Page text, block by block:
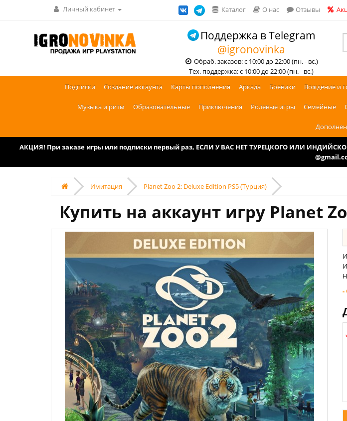
Личный кабинет Каталог О нас Отзывы
Поддержка в Telegram
@igronovinka
Обраб. заказов: с 10:00 до 22:00 (пн. - вс.)
Тех. поддержка: с 10:00 до 22:00 (пн. - вс.)
Подписки Создание аккаунта Карты пополнения Аркада Боевики Вождение и
Музыка и ритм Образовательные Приключения Ролевые игры Семейные
АКЦИЯ! При заказе игры или подписки первый раз, ЕСЛИ У ВАС НЕТ ТУРЕЦКОГО ИЛИ
Имитация Planet Zoo 2: Deluxe Edition PS5 (Турция)
Купить на аккаунт игру Planet
-